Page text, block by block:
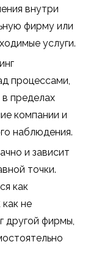
внутри
фирму или
услуги.
процессами,
в пределах
компании и
наблюдения.
и зависит
точки.
как
не
другой фирмы,